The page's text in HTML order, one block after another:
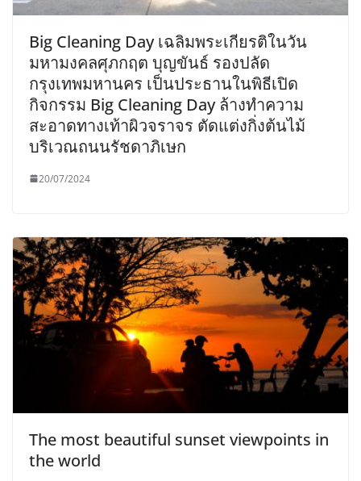
Big Cleaning Day เฉลิมพระเกียรติในวัน
มหามงคลศุภกฤต บุญขันธ์ รองปลัด
กรุงเทพมหานคร เป็นประธานในพิธีเปิด
กิจกรรม Big Cleaning Day ล้างทำความ
สะอาดทางเท้าผิวจราจร ตัดแต่งกิ่งต้นไม้
บริเวณถนนรัชดาภิเษก
20/07/2024
The most beautiful sunset viewpoints in
the world